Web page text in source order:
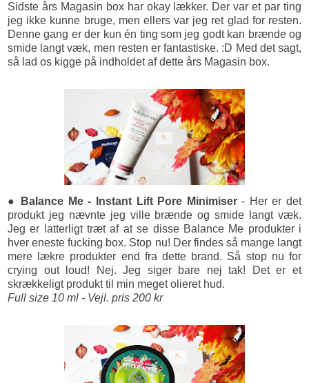
Sidste års Magasin box har okay lækker. Der var et par ting
jeg ikke kunne bruge, men ellers var jeg ret glad for resten.
Denne gang er der kun én ting som jeg godt kan brænde og
smide langt væk, men resten er fantastiske. :D Med det sagt,
så lad os kigge på indholdet af dette års Magasin box.
● Balance Me - Instant Lift Pore Minimiser- Her er det
produkt jeg nævnte jeg ville brænde og smide langt væk.
Jeg er latterligt træt af at se disse Balance Me produkter i
hver eneste fucking box. Stop nu! Der findes så mange langt
mere lækre produkter end fra dette brand. Så stop nu for
crying out loud! Nej. Jeg siger bare nej tak! Det er et
skrækkeligt produkt til min meget olieret hud.
Full size 10 ml - Vejl. pris 200 kr